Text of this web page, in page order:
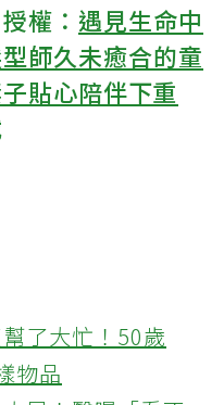
權： 遇見生命中
師久未癒合的童
貼心陪伴下重
了大忙！50歲
物品